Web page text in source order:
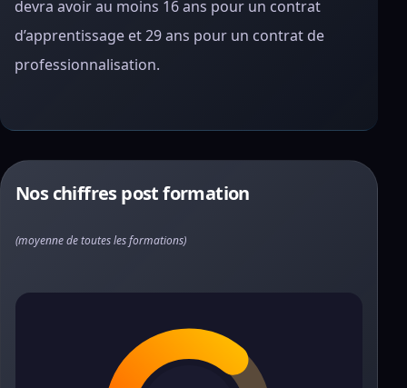
devra avoir au moins 16 ans pour un contrat
d’apprentissage et 29 ans pour un contrat de
professionnalisation.
Nos chiffres post formation
(moyenne de toutes les formations)